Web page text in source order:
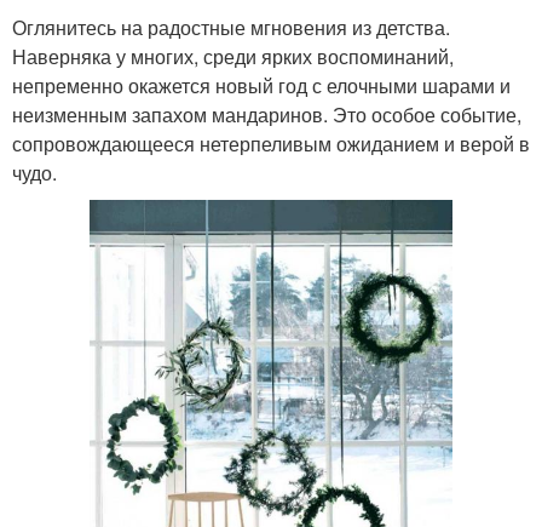
Оглянитесь на радостные мгновения из детства.
Наверняка у многих, среди ярких воспоминаний,
непременно окажется новый год с елочными шарами и
неизменным запахом мандаринов. Это особое событие,
сопровождающееся нетерпеливым ожиданием и верой в
чудо.